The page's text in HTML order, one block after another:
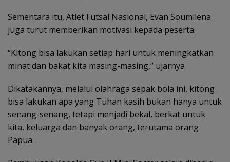
Sementara itu, Atlet Futsal Nasional, Evan Soumilena
juga turut memberikan motivasi kepada peserta.
“Kitong bisa lakukan setiap hari untuk meningkatkan
minat dan bakat kita masing-masing,” ujarnya
Dikatakannya, melalui olahraga sepak bola ini, kitong
bisa lakukan apa yang Tuhan kasih bukan hanya untuk
senang-senang, tetapi menjadi bekal, berkat untuk
kita, keluarga dan banyak orang, terutama orang
Papua.